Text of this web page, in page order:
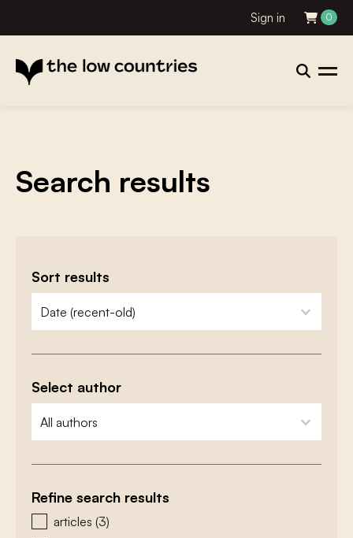
Sign in 0
Search results
Sort results
zoeken - sorteer
sort content
Select author
zoeken - auteurs
select content
Refine search results
zoeken - type
articles (3)